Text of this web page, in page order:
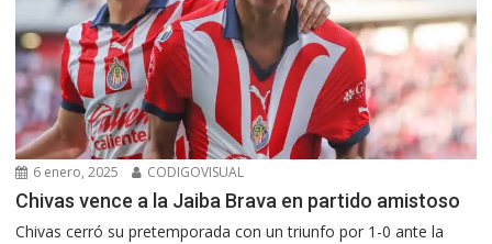
6 enero, 2025 CODIGOVISUAL
Chivas vence a la Jaiba Brava en partido amistoso
Chivas cerró su pretemporada con un triunfo por 1-0 ante la